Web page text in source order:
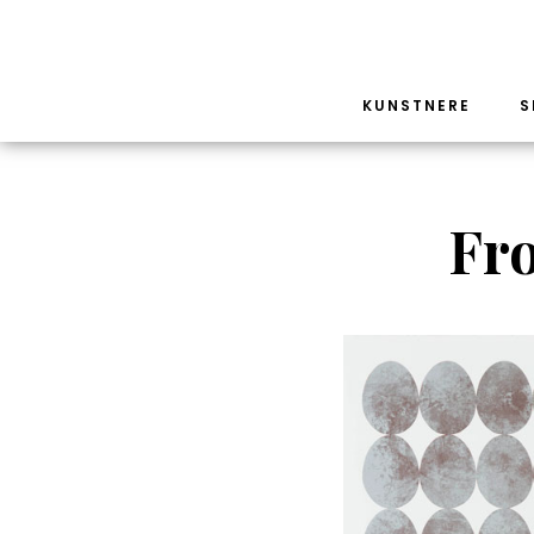
KUNSTNERE